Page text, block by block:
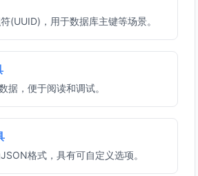
(UUID)，用于数据库主键等场景。
据，便于阅读和调试。
格式，具有可自定义选项。